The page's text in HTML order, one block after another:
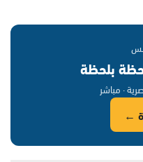
بلحظة
· مباشر
←